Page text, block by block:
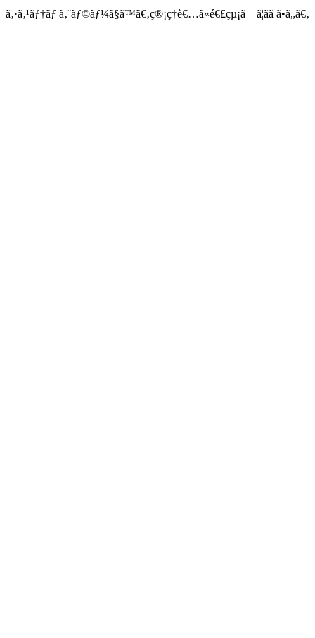
ã‚·ã‚¹ãƒ†ãƒ ã‚¨ãƒ©ãƒ¼ã§ã™ã€‚ç®¡ç†è€…ã«é€£çµ¡ã—ã¦ãã ã•ã„ã€‚